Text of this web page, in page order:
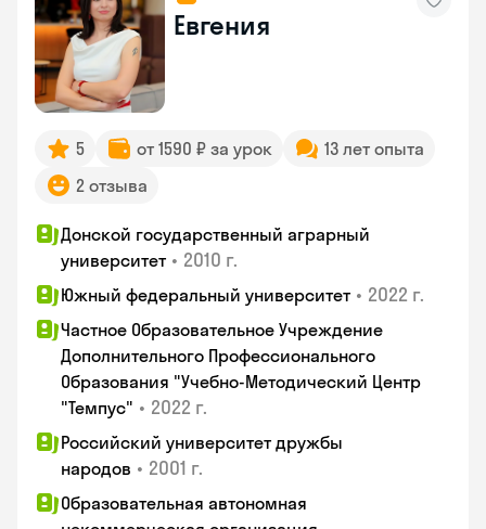
Евгения
5 от 1590 ₽ за урок
13 лет опыта
2 отзыва
Донской государственный аграрный
университет • 2010 г.
Южный федеральный университет • 2022 г.
Частное Образовательное Учреждение
Дополнительного Профессионального
Образования "Учебно-Методический Центр
"Темпус" • 2022 г.
Российский университет дружбы
народов • 2001 г.
Образовательная автономная